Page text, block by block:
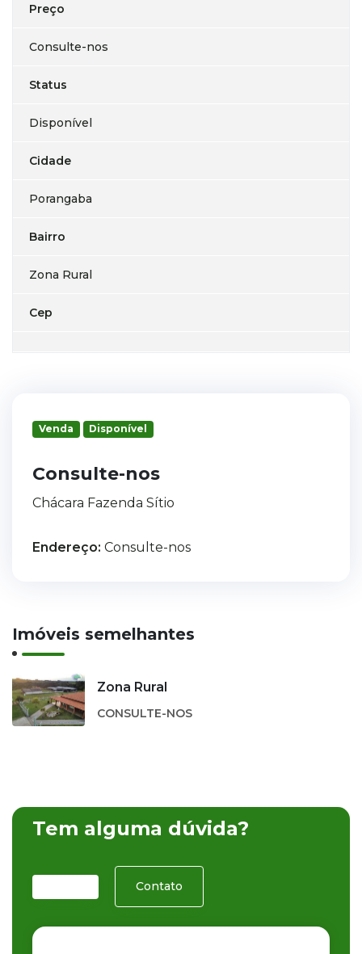
Preço
Consulte-nos
Status
Disponível
Cidade
Porangaba
Bairro
Zona Rural
Cep
Venda Disponível
Consulte-nos
Chácara Fazenda Sítio
Endereço: Consulte-nos
Imóveis semelhantes
Zona Rural
CONSULTE-NOS
Tem alguma dúvida?
Contato